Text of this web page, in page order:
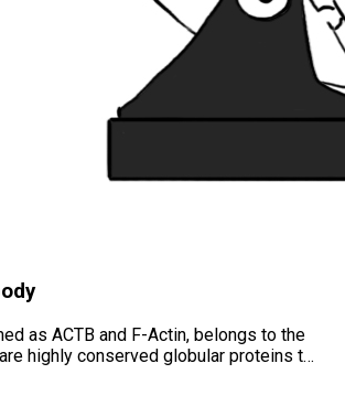
as ACTB and F-Actin, belongs to the
highly conserved globular proteins t…